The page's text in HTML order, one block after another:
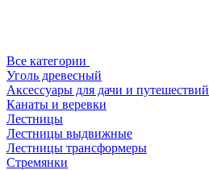
Все категории
Уголь древесный
Аксессуары для дачи и путешествий
Канаты и веревки
Лестницы
Лестницы выдвижные
Лестницы трансформеры
Стремянки